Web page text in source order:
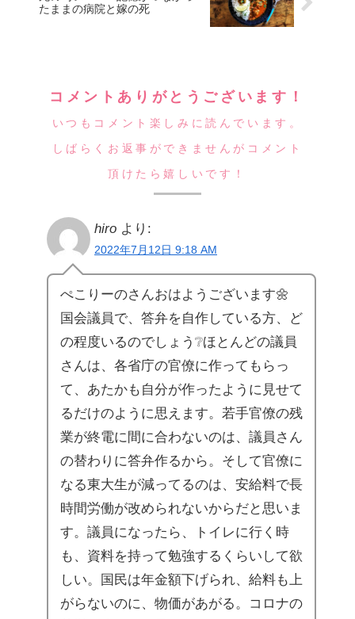
たままの病院と嫁の死
コメントありがとうございます！
いつもコメント楽しみに読んでいます。
しばらくお返事ができませんがコメント
頂けたら嬉しいです！
hiro より:
2022年7月12日 9:18 AM
ぺこりーのさんおはようございます🌼
国会議員で、答弁を自作している方、ど
の程度いるのでしょう❔ほとんどの議員
さんは、各省庁の官僚に作ってもらっ
て、あたかも自分が作ったように見せて
るだけのように思えます。若手官僚の残
業が終電に間に合わないのは、議員さん
の替わりに答弁作るから。そして官僚に
なる東大生が減ってるのは、安給料で長
時間労働が改められないからだと思いま
す。議員になったら、トイレに行く時
も、資料を持って勉強するくらいして欲
しい。国民は年金額下げられ、給料も上
がらないのに、物価があがる。コロナの